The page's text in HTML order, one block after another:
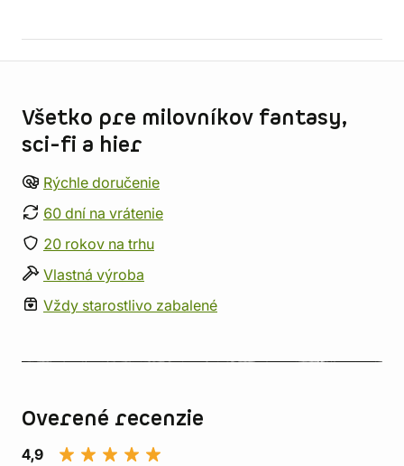
Všetko pre milovníkov fantasy,
sci-fi a hier
Rýchle doručenie
60 dní na vrátenie
20 rokov na trhu
Vlastná výroba
Vždy starostlivo zabalené
Overené recenzie
4,9